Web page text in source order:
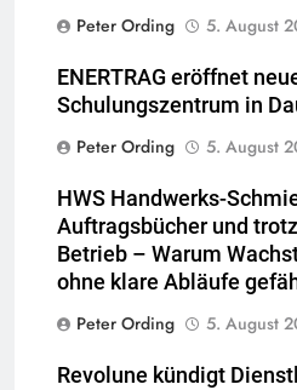
Peter Ording
5. August
ENERTRAG eröffnet
Schulungszentrum in
Peter Ording
5. August
HWS Handwerks-
Auftragsbücher und
Betrieb – Warum
ohne klare Abläufe
Peter Ording
5. August
Revolune kündigt